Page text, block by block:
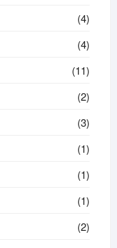
(4)
(4)
(11)
(2)
(3)
(1)
(1)
(1)
(2)